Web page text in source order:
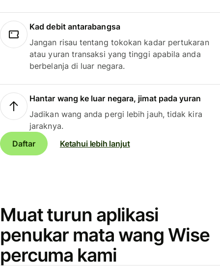
Kad debit antarabangsa
Jangan risau tentang tokokan kadar pertukaran
atau yuran transaksi yang tinggi apabila anda
berbelanja di luar negara.
Hantar wang ke luar negara, jimat pada yuran
Jadikan wang anda pergi lebih jauh, tidak kira
jaraknya.
Daftar
Ketahui lebih lanjut
Muat turun aplikasi
penukar mata wang Wise
percuma kami